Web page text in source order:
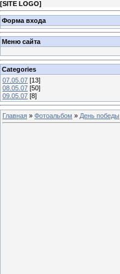
[SITE LOGO]
Форма входа
Меню сайта
Categories
07.05.07 [13]
08.05.07 [50]
09.05.07 [8]
Главная » Фотоальбом » День победы